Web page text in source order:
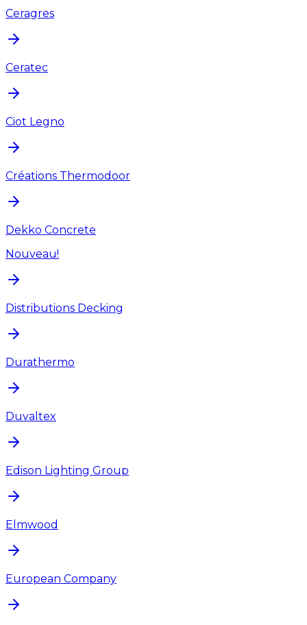
Ceragres
Ceratec
Ciot Legno
Créations Thermodoor
Dekko Concrete
Nouveau!
Distributions Decking
Durathermo
Duvaltex
Edison Lighting Group
Elmwood
European Company